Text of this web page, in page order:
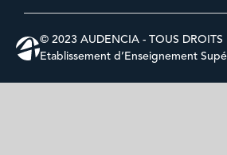
© 2023 AUDENCIA - TOUS DROITS
Etablissement d’Enseignement